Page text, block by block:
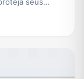
seus